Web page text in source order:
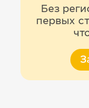
Без
первых